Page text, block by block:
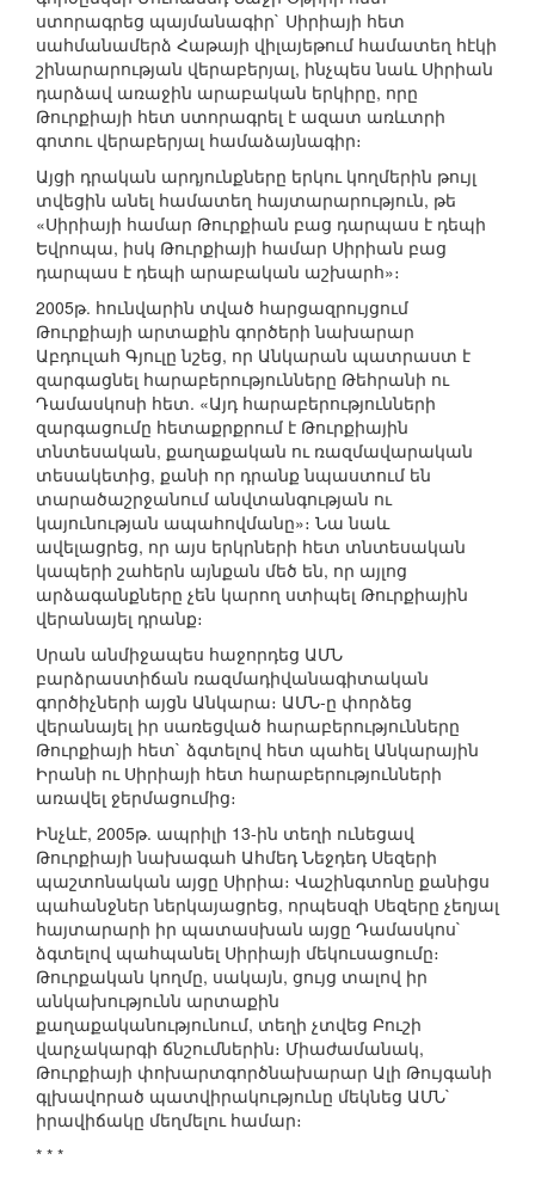
ստորագրեց պայմանագիր` Սիրիայի հետ
սահմանամերձ Հաթայի վիլայեթում համատեղ հէկի
շինարարության վերաբերյալ, ինչպես նաև Սիրիան
դարձավ առաջին արաբական երկիրը, որը
Թուրքիայի հետ ստորագրել է ազատ առևտրի
գոտու վերաբերյալ համաձայնագիր։
Այցի դրական արդյունքները երկու կողմերին թույլ
տվեցին անել համատեղ հայտարարություն, թե
«Սիրիայի համար Թուրքիան բաց դարպաս է դեպի
Եվրոպա, իսկ Թուրքիայի համար Սիրիան բաց
դարպաս է դեպի արաբական աշխարհ»։
2005թ. հունվարին տված հարցազրույցում
Թուրքիայի արտաքին գործերի նախարար
Աբդուլահ Գյուլը նշեց, որ Անկարան պատրաստ է
զարգացնել հարաբերությունները Թեհրանի ու
Դամասկոսի հետ. «Այդ հարաբերությունների
զարգացումը հետաքրքրում է Թուրքիային
տնտեսական, քաղաքական ու ռազմավարական
տեսակետից, քանի որ դրանք նպաստում են
տարածաշրջանում անվտանգության ու
կայունության ապահովմանը»։ Նա նաև
ավելացրեց, որ այս երկրների հետ տնտեսական
կապերի շահերն այնքան մեծ են, որ այլոց
արձագանքները չեն կարող ստիպել Թուրքիային
վերանայել դրանք։
Սրան անմիջապես հաջորդեց ԱՄՆ
բարձրաստիճան ռազմադիվանագիտական
գործիչների այցն Անկարա։ ԱՄՆ-ը փորձեց
վերանայել իր սառեցված հարաբերությունները
Թուրքիայի հետ` ձգտելով հետ պահել Անկարային
Իրանի ու Սիրիայի հետ հարաբերությունների
առավել ջերմացումից։
Ինչևէ, 2005թ. ապրիլի 13-ին տեղի ունեցավ
Թուրքիայի նախագահ Ահմեդ Նեջդեդ Սեզերի
պաշտոնական այցը Սիրիա։ Վաշինգտոնը քանիցս
պահանջներ ներկայացրեց, որպեսզի Սեզերը չեղյալ
հայտարարի իր պատասխան այցը Դամասկոս`
ձգտելով պահպանել Սիրիայի մեկուսացումը։
Թուրքական կողմը, սակայն, ցույց տալով իր
անկախությունն արտաքին
քաղաքականությունում, տեղի չտվեց Բուշի
վարչակարգի ճնշումներին։ Միաժամանակ,
Թուրքիայի փոխարտգործնախարար Ալի Թույգանի
գլխավորած պատվիրակությունը մեկնեց ԱՄՆ`
իրավիճակը մեղմելու համար։
* * *